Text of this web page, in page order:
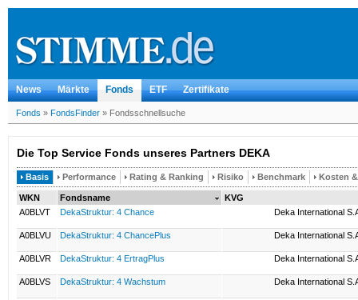
News Märkte Fonds ETF Zertifikate
Fonds » FondsFinder » Fondsschnellsuche
Die Top Service Fonds unseres Partners DEKA
Basis Performance Rating & Ranking Risiko Benchmark Kosten
WKN Fondsname
KVG
A0BLVT
DekaStruktur: 4 Chance Deka International
A0BLVU DekaStruktur: 4 ChancePlus Deka International
A0BLVR DekaStruktur: 4 ErtragPlus Deka International
A0BLVS DekaStruktur: 4 Wachstum Deka International